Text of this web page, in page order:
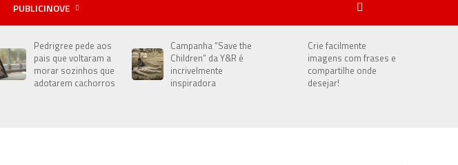
PUBLICINOVE
Pedrigree pede aos
pais que voltaram a
morar sozinhos que
adotarem cachorros
Campanha “Save the
Children” da Y&R é
incrivelmente
inspiradora
Crie facilmente
imagens com frases e
compartilhe onde
desejar!